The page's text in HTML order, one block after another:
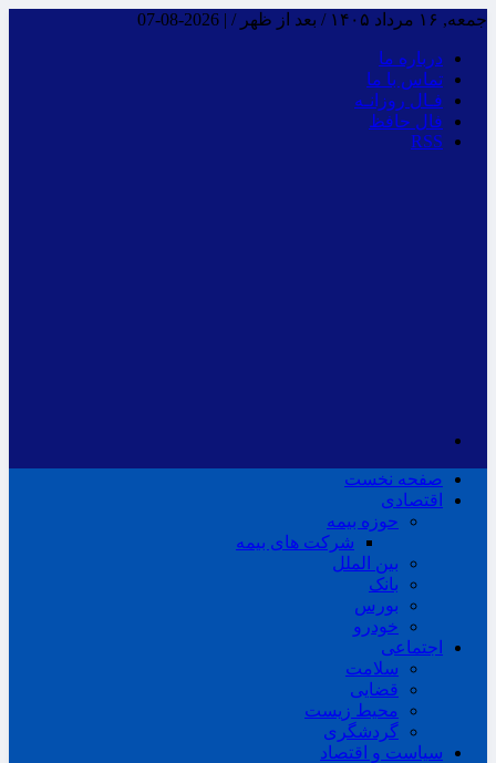
جمعه, ۱۶ مرداد ۱۴۰۵ / بعد از ظهر / |
2026-08-07
درباره ما
تماس با ما
فـال روزانـه
فال حافظ
RSS
صفحه نخست
اقتصادی
حوزه بیمه
شرکت های بیمه
بین الملل
بانک
بورس
خودرو
اجتماعی
سلامت
قضایی
محیط زیست
گردشگری
سیاست و اقتصاد